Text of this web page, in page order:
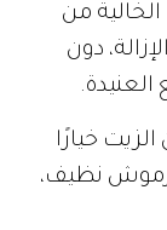
الخالية من
دون
العنيدة.
خيارًا
رموش نظيف،